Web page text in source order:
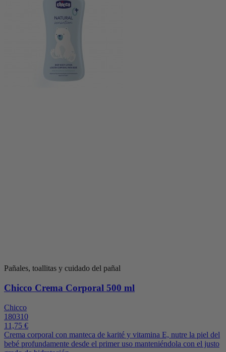
Pañales, toallitas y cuidado del pañal
Chicco Crema Corporal 500 ml
Chicco
180310
11,75 €
Crema corporal con manteca de karité y vitamina E, nutre la piel del
bebé profundamente desde el primer uso manteniéndola con el justo